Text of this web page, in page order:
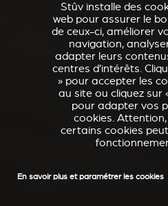
Stûv installe des
web pour assurer le
de ceux-ci, améliorer
navigation,
adapter leurs
centres d’intérêts.
» pour accepter les
au site ou cliquez sur
pour adapter vos
cookies.
certains cookies
En savoir plus et paramétrer les cookies